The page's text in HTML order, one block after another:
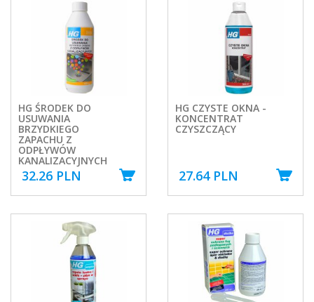
HG ŚRODEK DO
USUWANIA
BRZYDKIEGO
ZAPACHU Z
ODPŁYWÓW
KANALIZACYJNYCH
32.26 PLN
HG CZYSTE OKNA -
KONCENTRAT
CZYSZCZĄCY
27.64 PLN